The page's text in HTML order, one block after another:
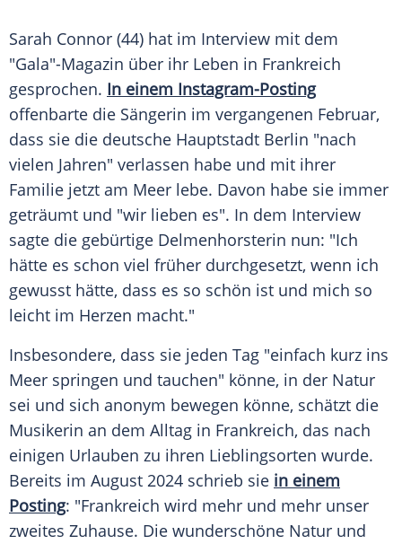
Sarah Connor (44) hat im Interview mit dem
"Gala"-Magazin über ihr Leben in Frankreich
gesprochen. In einem Instagram-Posting
offenbarte die Sängerin im vergangenen Februar,
dass sie die deutsche Hauptstadt Berlin "nach
vielen Jahren" verlassen habe und mit ihrer
Familie jetzt am Meer lebe. Davon habe sie immer
geträumt und "wir lieben es". In dem Interview
sagte die gebürtige Delmenhorsterin nun: "Ich
hätte es schon viel früher durchgesetzt, wenn ich
gewusst hätte, dass es so schön ist und mich so
leicht im Herzen macht."
Insbesondere, dass sie jeden Tag "einfach kurz ins
Meer springen und tauchen" könne, in der Natur
sei und sich anonym bewegen könne, schätzt die
Musikerin an dem Alltag in Frankreich, das nach
einigen Urlauben zu ihren Lieblingsorten wurde.
Bereits im August 2024 schrieb sie in einem
Posting: "Frankreich wird mehr und mehr unser
zweites Zuhause. Die wunderschöne Natur und